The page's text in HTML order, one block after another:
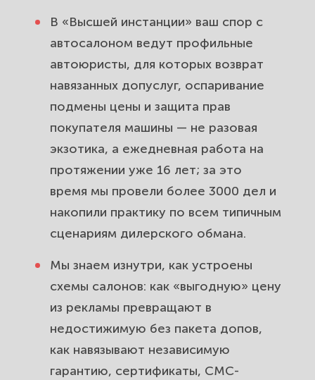
Если договор и кредит уже
подписаны: расторжение
навязанных услуг и оспаривание
сделки под давлением.
Претензия автосалону и жалоба в
Роспотребнадзор: сроки,
неустойка, штраф 50% и
моральный вред.
Суд с автосалоном: подсудность
по вашему выбору, освобождение
от госпошлины и взыскание всех
расходов.
автосалоне и почему возврат
денег доверяют «Высшей
инстанции».
В «Высшей инстанции» ваш спор с
автосалоном ведут профильные
автоюристы, для которых возврат
навязанных допуслуг, оспаривание
подмены цены и защита прав
покупателя машины — не разовая
экзотика, а ежедневная работа на
протяжении уже 16 лет; за это
время мы провели более 3000 дел и
накопили практику по всем типичным
сценариям дилерского обмана.
Мы знаем изнутри, как устроены
схемы салонов: как «выгодную» цену
из рекламы превращают в
недостижимую без пакета допов,
как навязывают независимую
гарантию, сертификаты, СМС-